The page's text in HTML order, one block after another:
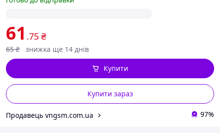
61 .75 ₴
65 ₴ знижка ще 14 днів
Купити зараз
Купити
Продавець vngsm.com.ua 97%